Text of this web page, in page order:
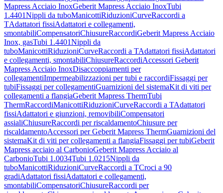
Mapress Acciaio InoxGeberit Mapress Acciaio InoxTubi
1.4401Nippli da tuboManicottiRiduzioniCurveRaccordi a
TAdattatori fissiAdattatori e collegamenti,
smontabiliCompensatoriChiusureRaccordiGeberit Mapress Acciaio
Inox, gasTubi 1.4401Nippli da
tuboManicottiRiduzioniCurveRaccordi a TAdattatori fissiAdattatori
e collegamenti, smontabiliChiusureRaccordiAccessori Geberit
Mapress Acciaio InoxDisaccoppiamenti per
collegamentiImpermeabilizzazioni per tubi e raccordiFissaggi per
tubiFissaggi per collegamentiGuarnizioni del sistemaKit di viti per
collegamenti a flangiaGeberit Mapress ThermTubi
ThermRaccordiManicottiRiduzioniCurveRaccordi a TAdattatori
fissiAdattatori e giunzioni, removibiliCompensatori
assialiChiusureRaccordi per riscaldamentoChiusure per
riscaldamentoAccessori per Geberit Mapress ThermGuarnizioni del
sistemaKit di viti per collegamenti a flangiaFissaggi per tubiGeberit
Mapress acciaio al CarbonioGeberit Mapress Acciaio al
CarbonioTubi 1.0034Tubi 1.0215Nippli da
tuboManicottiRiduzioniCurveRaccordi a TCroci a 90
gradiAdattatori fissiAdattatori e collegamenti,
smontabiliCompensatoriChiusureRaccordi per